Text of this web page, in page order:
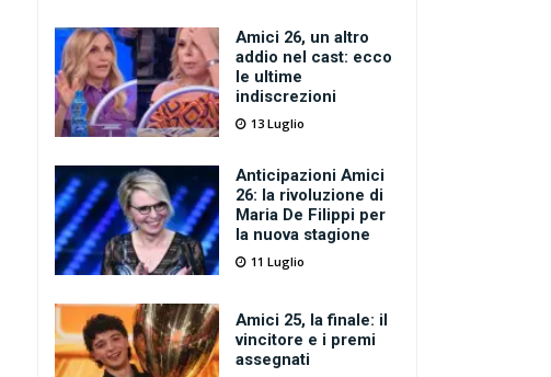
Amici 26, un altro
addio nel cast: ecco
le ultime
indiscrezioni
13 Luglio
Anticipazioni Amici
26: la rivoluzione di
Maria De Filippi per
la nuova stagione
11 Luglio
Amici 25, la finale: il
vincitore e i premi
assegnati